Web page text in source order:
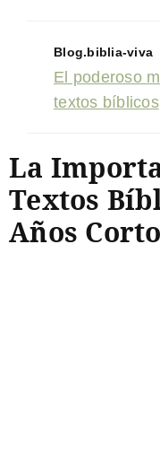
Blog.biblia-viva
El poderoso
textos bíblicos
La
Textos
Años